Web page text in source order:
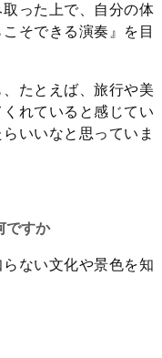
った上で、自分の体
そできる演奏』を目
たとえば、旅行や美
れていると感じてい
いいなと思っていま
ですか
ない文化や景色を知